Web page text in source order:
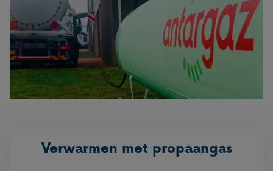
Verwarmen met propaangas